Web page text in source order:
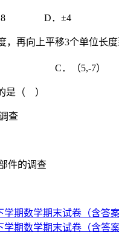
D．±4
，再向上平移3个单位长
C．（5,-7）
是（ ）
查
件的调查